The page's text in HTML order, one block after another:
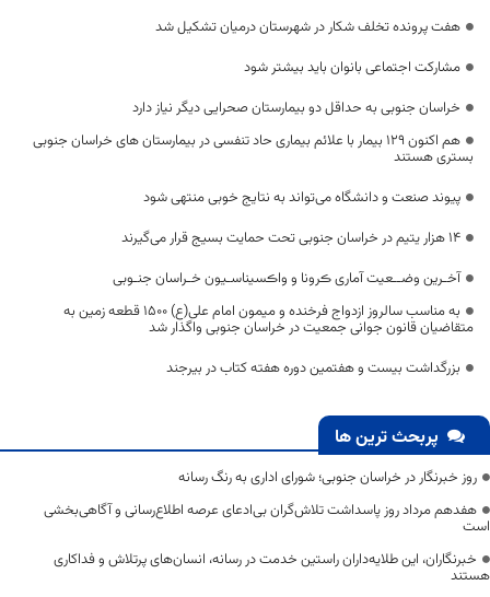
هفت پرونده تخلف شکار در شهرستان درمیان تشکیل شد
مشارکت اجتماعی بانوان باید بیشتر شود
خراسان جنوبی به حداقل دو بیمارستان صحرایی دیگر نیاز دارد
هم اکنون 129 بیمار با علائم بیماری حاد تنفسی در بیمارستان های خراسان جنوبی
بستری هستند
پیوند صنعت و دانشگاه می‌تواند به نتایج خوبی منتهی شود
۱۴ هزار یتیم در خراسان جنوبی تحت حمایت بسیج قرار می‌گیرند
آخـرین وضــعیت آماری ڪرونا و واڪسیناسـیون خـراسان جنـوبی
به مناسب سالروز ازدواج فرخنده و میمون امام علی(ع) ۱۵۰۰ قطعه زمین به
متقاضیان قانون جوانی جمعیت در خراسان جنوبی واگذار شد
بزرگداشت بیست و هفتمین دوره هفته کتاب در بیرجند
پربحث ترین ها
روز خبرنگار در خراسان جنوبی؛ شورای اداری به رنگ رسانه
هفدهم مرداد روز پاسداشت تلاش‌گران بی‌ادعای عرصه اطلاع‌رسانی و آگاهی‌بخشی
است
خبرنگاران، این طلایه‌داران راستین خدمت در رسانه، انسان‌های پرتلاش و فداکاری
هستند